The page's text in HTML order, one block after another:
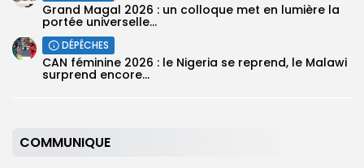
COMMUNIQUE
Grand Magal 2026 : un colloque met en lumière la
portée universelle...
DÉPÊCHES
‎CAN féminine 2026 : le Nigeria se reprend, le Malawi
surprend encore...